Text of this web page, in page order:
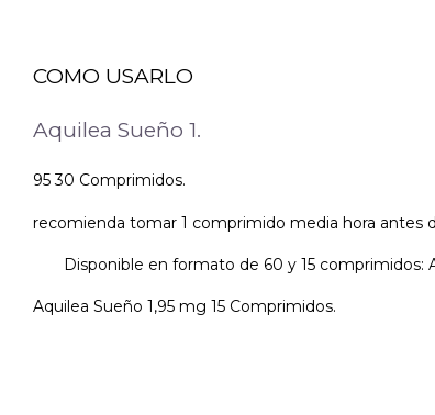
COMO USARLO
Aquilea Sueño 1.
95 30 Comprimidos.
recomienda tomar 1 comprimido media hora antes
Disponible en formato de 60 y 15 comprimidos:
Aquilea Sueño 1,95 mg 15 Comprimidos.